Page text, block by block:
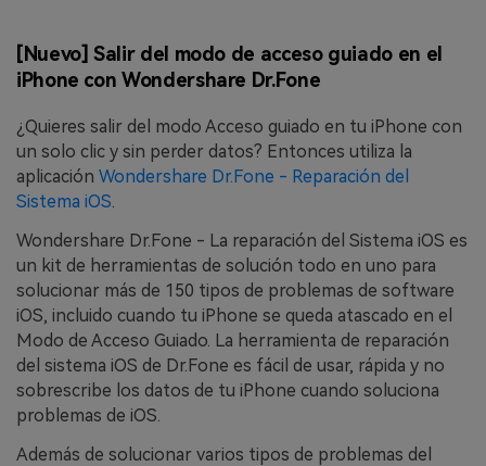
[Nuevo] Salir del modo de acceso guiado en el
iPhone con Wondershare Dr.Fone
¿Quieres salir del modo Acceso guiado en tu iPhone con
un solo clic y sin perder datos? Entonces utiliza la
aplicación Wondershare Dr.Fone - Reparación del
Sistema iOS.
Wondershare Dr.Fone - La reparación del Sistema iOS es
un kit de herramientas de solución todo en uno para
solucionar más de 150 tipos de problemas de software
iOS, incluido cuando tu iPhone se queda atascado en el
Modo de Acceso Guiado. La herramienta de reparación
del sistema iOS de Dr.Fone es fácil de usar, rápida y no
sobrescribe los datos de tu iPhone cuando soluciona
problemas de iOS.
Además de solucionar varios tipos de problemas del